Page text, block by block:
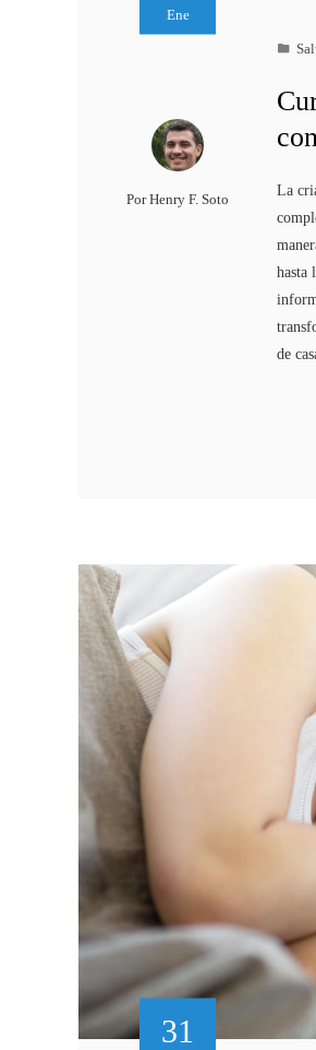
Ene
PorHenry F. Soto
La
hasta
de
31